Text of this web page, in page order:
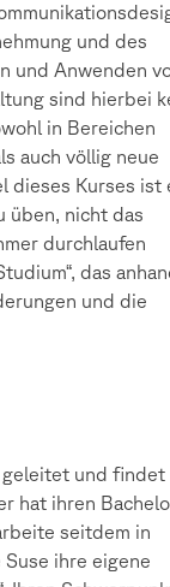
und des
und Anwenden
sind hierbei
in Bereichen
auch völlig neue
dieses Kurses ist
üben, nicht das
durchlaufen
das
und die
geleitet und findet
hat ihren
seitdem in
ihre eigene